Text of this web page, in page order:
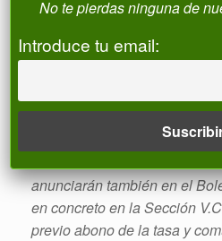
exigiéndose el pago de la
la reforma del Reglamento
comunidad de usuarios del
convocatoria de las juntas
anunciarán también en el
en concreto en la Sección
previo abono de la tasa y
No te pierdas ninguna de
Introduce tu email: